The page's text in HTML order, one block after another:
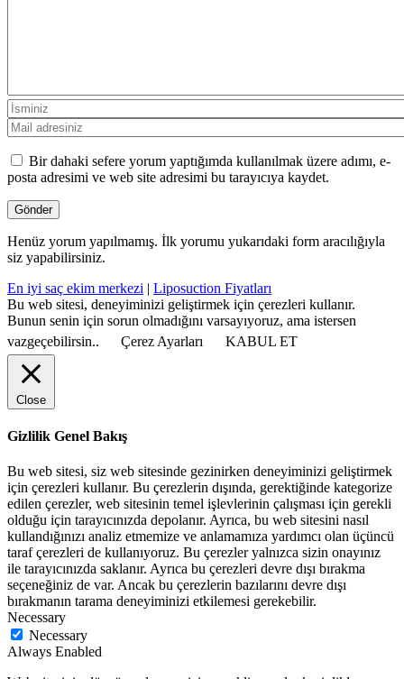
Bir dahaki sefere yorum yaptığımda kullanılmak üzere adımı, e-
posta adresimi ve web site adresimi bu tarayıcıya kaydet.
Henüz yorum yapılmamış. İlk yorumu yukarıdaki form aracılığıyla
siz yapabilirsiniz.
En iyi saç ekim merkezi | Liposuction Fiyatları
Bu web sitesi, deneyiminizi geliştirmek için çerezleri kullanır.
Bunun senin için sorun olmadığını varsayıyoruz, ama istersen
vazgeçebilirsin..
Çerez Ayarları KABUL ET
Close
Gizlilik Genel Bakış
Bu web sitesi, siz web sitesinde gezinirken deneyiminizi geliştirmek
için çerezleri kullanır. Bu çerezlerin dışında, gerektiğinde kategorize
edilen çerezler, web sitesinin temel işlevlerinin çalışması için gerekli
olduğu için tarayıcınızda depolanır. Ayrıca, bu web sitesini nasıl
kullandığınızı analiz etmemize ve anlamamıza yardımcı olan üçüncü
taraf çerezleri de kullanıyoruz. Bu çerezler yalnızca sizin onayınız
ile tarayıcınızda saklanır. Ayrıca bu çerezleri devre dışı bırakma
seçeneğiniz de var. Ancak bu çerezlerin bazılarını devre dışı
bırakmanın tarama deneyiminizi etkilemesi gerekebilir.
Necessary
Necessary
Always Enabled